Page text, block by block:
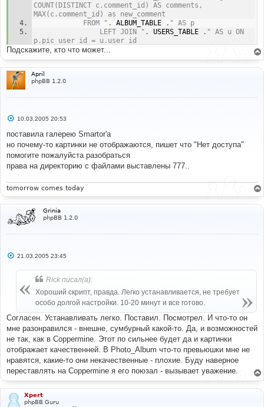
COUNT(DISTINCT c.comment_id) AS comments,
MAX(c.comment_id) as new_comment
			FROM "
. ALBUM_TABLE . " AS p
				LEFT JOIN "
. USERS_TABLE . " AS u ON
p.pic_user_id = u.user_id
				LEFT JOIN "
ON p.pic_id = r.rate_pic_id
				LEFT JOIN "
. ALBUM_COMMENT_TABLE ."
AS c ON p.pic_id = c.comment_pic_id
			ORDER BY $sort_method $sort_order
			LIMIT $limit_sql"
Подскажите, кто что может...
April
phpBB 1.2.0
С
о
б
щ
е
н
и
10.03.2005 20:53
поставила галерею Smartor'a
но почему-то картинки не отображаются, пишет что "Нет доступа"
помогите пожалуйста разобраться
права на директорию с файлами выставлены 777..
tomorrow comes today
Grinia
phpBB 1.2.0
С
е
21.03.2005 23:45
Rick писал(а):
Хороший скрипт, правда. Легко устанавливается, не требует
особо долгой настройки. 10-20 минут и все готово.
Согласен. Устанавливать легко. Поставил. Посмотрел. И что-то он
мне разонравился - внешне, сумбурный какой-то. Да, и возможностей
не так, как в Coppermine. Этот по сильнее будет да и картинки
отображает качественней. В Photo_Album что-то превьюшки мне не
нравятся, какие-то они некачественные - плохие. Буду наверное
переставлять на Coppermine я его поюзал - вызывает уважение.
Xpert
phpBB Guru